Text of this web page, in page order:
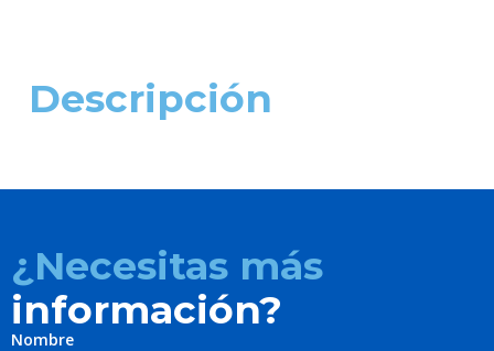
Descripción
¿Necesitas más
información?
Nombre